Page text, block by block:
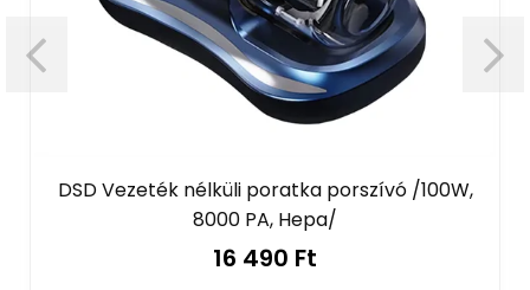
DSD Vezeték nélküli poratka porszívó /100W,
8000 PA, Hepa/
16 490 Ft